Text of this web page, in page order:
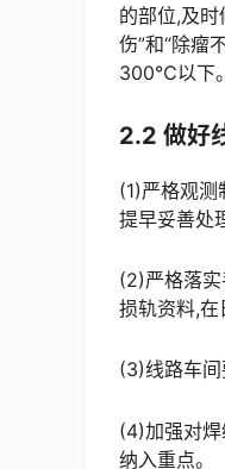
的部位,及
伤”和“除瘤
300℃以下。󠅅󠅃󠄵󠅂󠄪󠇖󠆨󠆨󠇕󠆞󠆒󠅬󠇘󠆭󠆘󠇙󠆝󠅵󠇗󠆭󠆁󠄐󠇗󠅹󠅸󠇖󠆍󠅳󠇖󠅹󠅰󠇖󠆌󠅹
2.2 做好
(1)严格观
提早妥善处
(2)严格落
损轨资料,在
(3)线路车间
(4)加强对
纳入重点。